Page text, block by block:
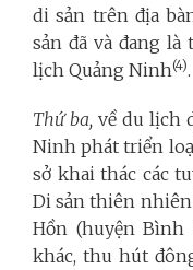
di sản trên địa
sản đã và đang
lịch Quảng Ninh(4).
Thứ ba, về du lịch
Ninh phát triển
sở khai thác các
Di sản thiên
Hồn (huyện Bình
khác, thu hút